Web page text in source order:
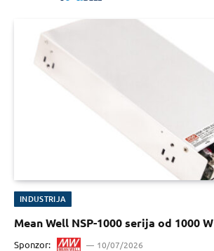
INDUSTRIJA
Mean Well NSP-1000 serija od 1000 W
Sponzor: 10/07/2026